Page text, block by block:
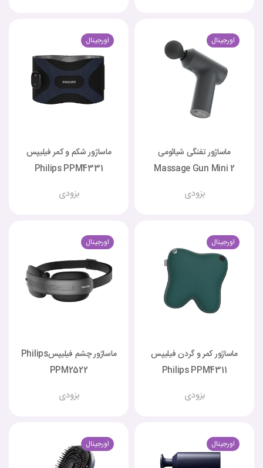
اورجینال
ماساژور تفنگی شیائومی
Massage Gun Mini 2
بزودی
اورجینال
ماساژور شکم و کمر فیلیپس
Philips PPM4331
بزودی
اورجینال
ماساژور کمر و گردن فیلیپس
Philips PPM4311
بزودی
اورجینال
ماساژور چشم فیلیپسPhilips
PPM2522
بزودی
اورجینال اورجینال